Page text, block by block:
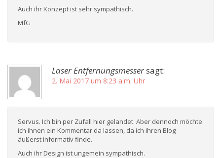
Auch ihr Konzept ist sehr sympathisch.
MfG
Laser Entfernungsmessersagt:
2. Mai 2017 um 8:23 a.m. Uhr
Servus. Ich bin per Zufall hier gelandet. Aber dennoch möchte
ich ihnen ein Kommentar da lassen, da ich ihren Blog
äußerst informativ finde.
Auch ihr Design ist ungemein sympathisch.